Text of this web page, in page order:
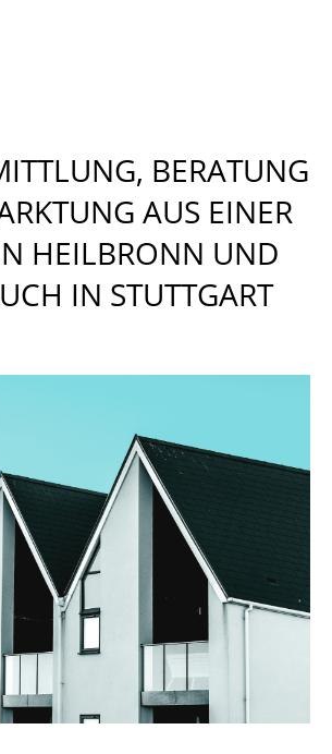
BERATUNG
AUS EINER
HEILBRONN UND
IN STUTTGART